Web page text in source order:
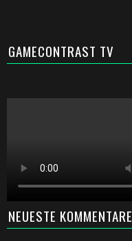
GAMECONTRAST TV
NEUESTE KOMMENTARE